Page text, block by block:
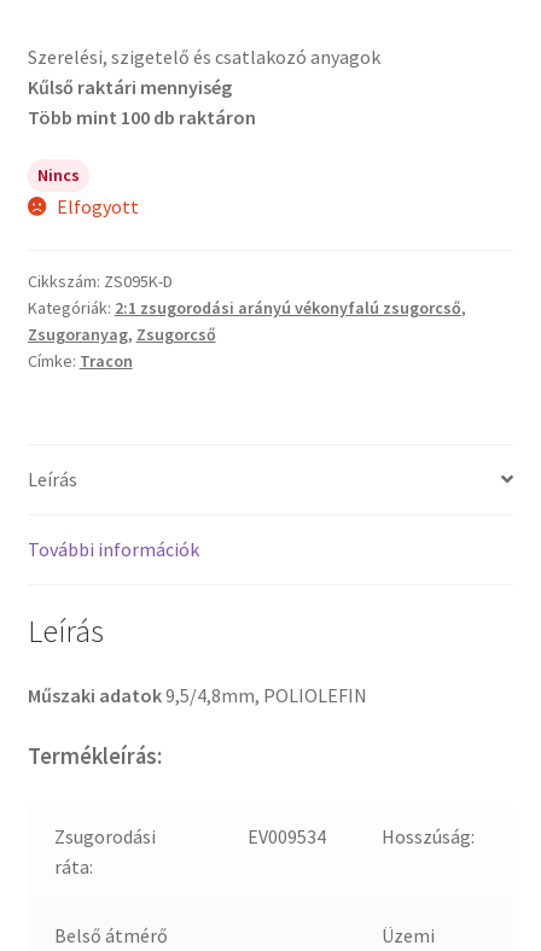
Szerelési, szigetelő és csatlakozó anyagok
Kűlső raktári mennyiség
Több mint 100 db raktáron
Nincs
Elfogyott
Cikkszám: ZS095K-D
Kategóriák: 2:1 zsugorodási arányú vékonyfalú zsugorcső,
Zsugoranyag, Zsugorcső
Címke: Tracon
Leírás
További információk
Leírás
Műszaki adatok9,5/4,8mm, POLIOLEFIN
Termékleírás:
Zsugorodási
ráta:
EV009534 Hosszúság:
Belső átmérő
Üzemi